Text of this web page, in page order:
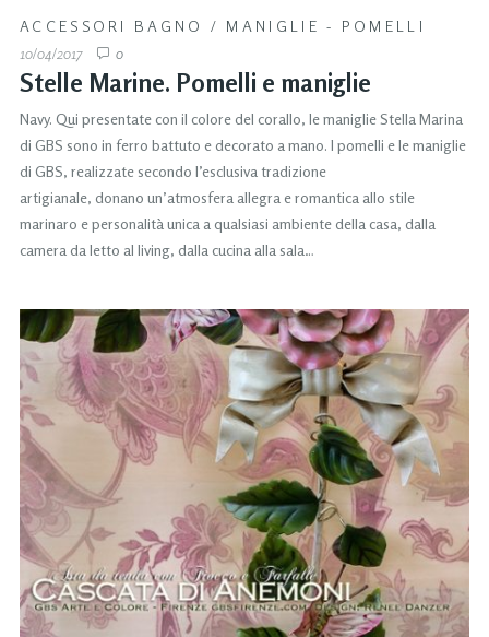
ACCESSORI BAGNO / MANIGLIE - POMELLI
10/04/2017
0
Stelle Marine. Pomelli e maniglie
Navy. Qui presentate con il colore del corallo, le maniglie Stella Marina
di GBS sono in ferro battuto e decorato a mano. I pomelli e le maniglie
di GBS, realizzate secondo l’esclusiva tradizione
artigianale, donano un’atmosfera allegra e romantica allo stile
marinaro e personalità unica a qualsiasi ambiente della casa, dalla
camera da letto al living, dalla cucina alla sala…